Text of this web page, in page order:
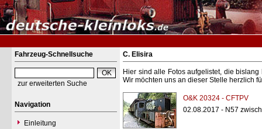
Fahrzeug-Schnellsuche
zur erweiterten Suche
Navigation
Einleitung
C. Elisira
Hier sind alle Fotos aufgelistet, die
Wir möchten uns an dieser Stelle herzlich
O&K 20324 - CFTPV
02.08.2017 - N57